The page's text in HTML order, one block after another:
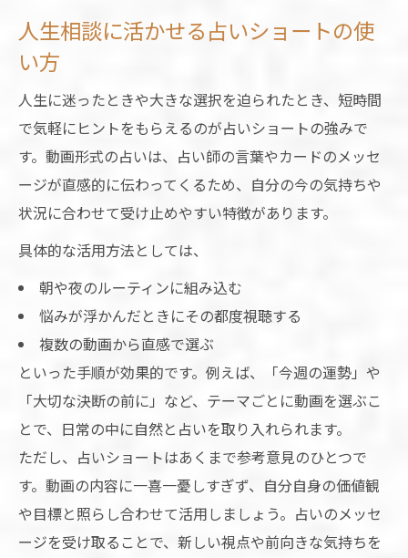
人生相談に活かせる占いショートの使
い方
人生に迷ったときや大きな選択を迫られたとき、短時間
で気軽にヒントをもらえるのが占いショートの強みで
す。動画形式の占いは、占い師の言葉やカードのメッセ
ージが直感的に伝わってくるため、自分の今の気持ちや
状況に合わせて受け止めやすい特徴があります。
具体的な活用方法としては、
朝や夜のルーティンに組み込む
悩みが浮かんだときにその都度視聴する
複数の動画から直感で選ぶ
といった手順が効果的です。例えば、「今週の運勢」や
「大切な決断の前に」など、テーマごとに動画を選ぶこ
とで、日常の中に自然と占いを取り入れられます。
ただし、占いショートはあくまで参考意見のひとつで
す。動画の内容に一喜一憂しすぎず、自分自身の価値観
や目標と照らし合わせて活用しましょう。占いのメッセ
ージを受け取ることで、新しい視点や前向きな気持ちを